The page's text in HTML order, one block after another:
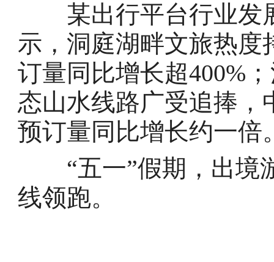
某出行平台行业发
示，洞庭湖畔文旅热度
订量同比增长超400%
态山水线路广受追捧，
预订量同比增长约一倍
“五一”假期，出境
线领跑。